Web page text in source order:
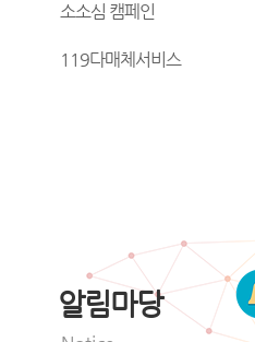
소소심 캠페인
119다매체서비스
알림마당